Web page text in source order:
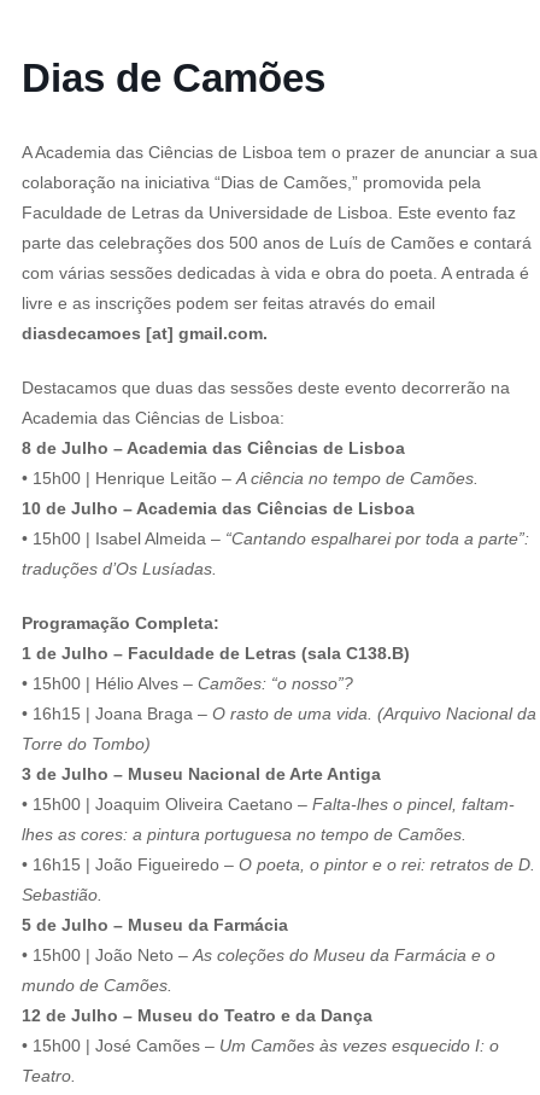
Dias de Camões
A Academia das Ciências de Lisboa tem o prazer de anunciar a sua
colaboração na iniciativa “Dias de Camões,” promovida pela
Faculdade de Letras da Universidade de Lisboa. Este evento faz
parte das celebrações dos 500 anos de Luís de Camões e contará
com várias sessões dedicadas à vida e obra do poeta. A entrada é
livre e as inscrições podem ser feitas através do email
diasdecamoes [at] gmail.com.
Destacamos que duas das sessões deste evento decorrerão na
Academia das Ciências de Lisboa:
8 de Julho – Academia das Ciências de Lisboa
• 15h00 | Henrique Leitão – A ciência no tempo de Camões.
10 de Julho – Academia das Ciências de Lisboa
• 15h00 | Isabel Almeida – “Cantando espalharei por toda a parte”:
traduções d’Os Lusíadas.
Programação Completa:
1 de Julho – Faculdade de Letras (sala C138.B)
• 15h00 | Hélio Alves – Camões: “o nosso”?
• 16h15 | Joana Braga – O rasto de uma vida. (Arquivo Nacional da
Torre do Tombo)
3 de Julho – Museu Nacional de Arte Antiga
• 15h00 | Joaquim Oliveira Caetano – Falta-lhes o pincel, faltam-
lhes as cores: a pintura portuguesa no tempo de Camões.
• 16h15 | João Figueiredo – O poeta, o pintor e o rei: retratos de D.
Sebastião.
5 de Julho – Museu da Farmácia
• 15h00 | João Neto – As coleções do Museu da Farmácia e o
mundo de Camões.
12 de Julho – Museu do Teatro e da Dança
• 15h00 | José Camões – Um Camões às vezes esquecido I: o
Teatro.